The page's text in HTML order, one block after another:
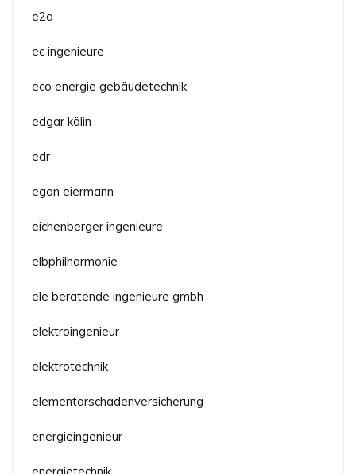
e2a
ec ingenieure
eco energie gebäudetechnik
edgar kälin
edr
egon eiermann
eichenberger ingenieure
elbphilharmonie
ele beratende ingenieure gmbh
elektroingenieur
elektrotechnik
elementarschadenversicherung
energieingenieur